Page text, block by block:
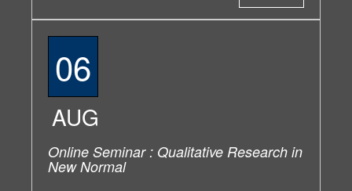
06
AUG
Online Seminar : Qualitative Research in
New Normal